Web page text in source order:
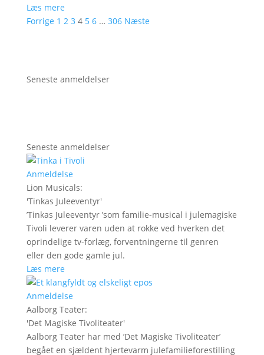
Læs mere
Forrige 1 2 3 4 5 6 … 306 Næste
Seneste anmeldelser
Seneste anmeldelser
Anmeldelse
Lion Musicals:
'Tinkas Juleeventyr'
’Tinkas Juleeventyr ’som familie-musical i julemagiske
Tivoli leverer varen uden at rokke ved hverken det
oprindelige tv-forlæg, forventningerne til genren
eller den gode gamle jul.
Læs mere
Anmeldelse
Aalborg Teater:
'Det Magiske Tivoliteater'
Aalborg Teater har med ’Det Magiske Tivoliteater’
begået en sjældent hjertevarm julefamilieforestilling